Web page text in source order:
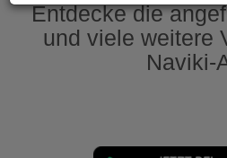
Entdecke die
und viele weitere
Naviki-